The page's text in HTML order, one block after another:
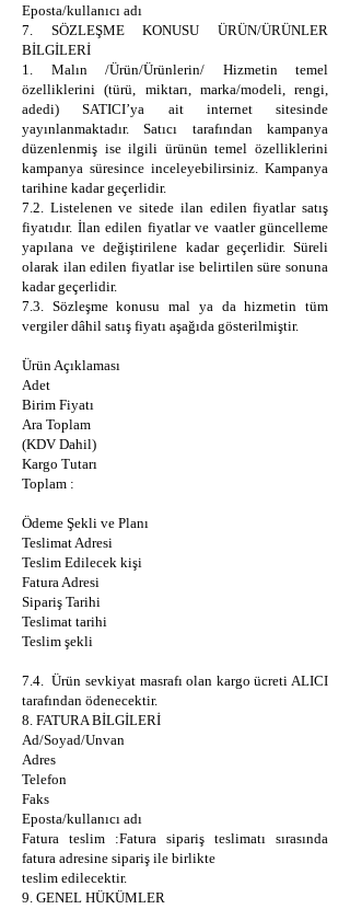
Eposta/kullanıcı adı
7. SÖZLEŞME KONUSU ÜRÜN/ÜRÜNLER
BİLGİLERİ
1. Malın /Ürün/Ürünlerin/ Hizmetin temel
özelliklerini (türü, miktarı, marka/modeli, rengi,
adedi) SATICI’ya ait internet sitesinde
yayınlanmaktadır. Satıcı tarafından kampanya
düzenlenmiş ise ilgili ürünün temel özelliklerini
kampanya süresince inceleyebilirsiniz. Kampanya
tarihine kadar geçerlidir.
7.2. Listelenen ve sitede ilan edilen fiyatlar satış
fiyatıdır. İlan edilen fiyatlar ve vaatler güncelleme
yapılana ve değiştirilene kadar geçerlidir. Süreli
olarak ilan edilen fiyatlar ise belirtilen süre sonuna
kadar geçerlidir.
7.3. Sözleşme konusu mal ya da hizmetin tüm
vergiler dâhil satış fiyatı aşağıda gösterilmiştir.
Ürün Açıklaması
Adet
Birim Fiyatı
Ara Toplam
(KDV Dahil)
Kargo Tutarı
Toplam :
Ödeme Şekli ve Planı
Teslimat Adresi
Teslim Edilecek kişi
Fatura Adresi
Sipariş Tarihi
Teslimat tarihi
Teslim şekli
7.4. Ürün sevkiyat masrafı olan kargo ücreti ALICI
tarafından ödenecektir.
8. FATURA BİLGİLERİ
Ad/Soyad/Unvan
Adres
Telefon
Faks
Eposta/kullanıcı adı
Fatura teslim :Fatura sipariş teslimatı sırasında
fatura adresine sipariş ile birlikte
teslim edilecektir.
9. GENEL HÜKÜMLER